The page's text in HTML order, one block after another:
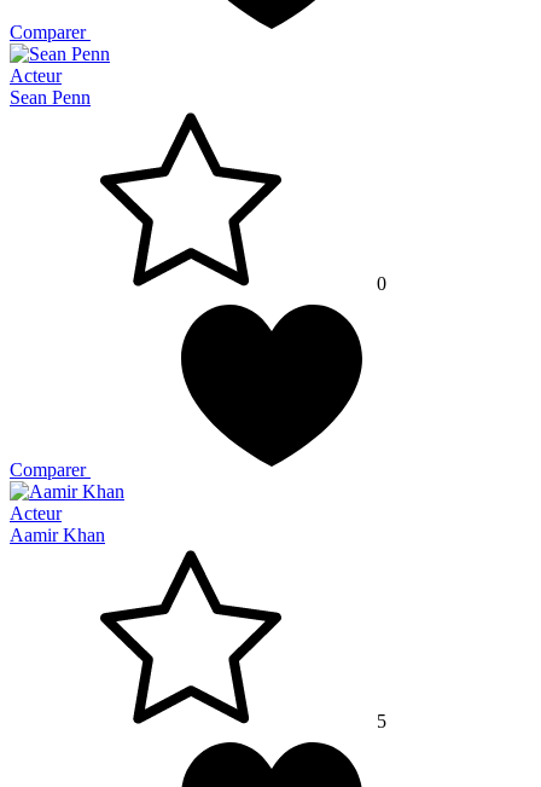
Comparer
Acteur
Sean Penn
0
Comparer
Acteur
Aamir Khan
5